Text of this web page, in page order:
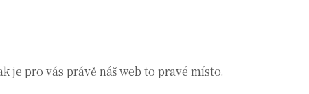
je pro vás právě náš web to pravé místo.